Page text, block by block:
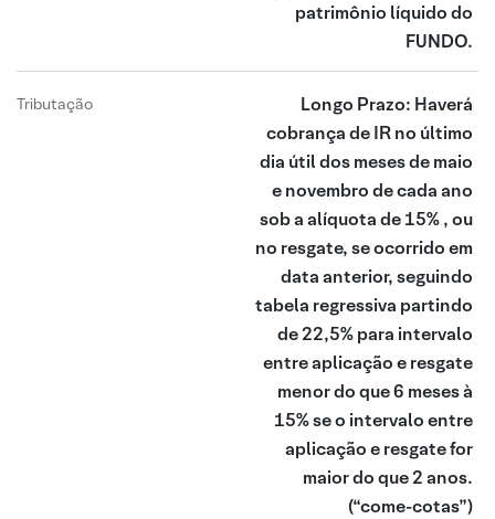
patrimônio líquido do
FUNDO.
Tributação
Longo Prazo: Haverá
cobrança de IR no último
dia útil dos meses de maio
e novembro de cada ano
sob a alíquota de 15% , ou
no resgate, se ocorrido em
data anterior, seguindo
tabela regressiva partindo
de 22,5% para intervalo
entre aplicação e resgate
menor do que 6 meses à
15% se o intervalo entre
aplicação e resgate for
maior do que 2 anos.
(“come-cotas”)